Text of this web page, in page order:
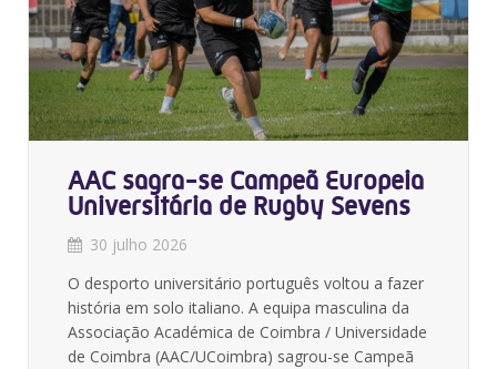
AAC sagra-se Campeã Europeia
Universitária de Rugby Sevens
30 julho 2026
O desporto universitário português voltou a fazer
história em solo italiano. A equipa masculina da
Associação Académica de Coimbra / Universidade
de Coimbra (AAC/UCoimbra) sagrou-se Campeã